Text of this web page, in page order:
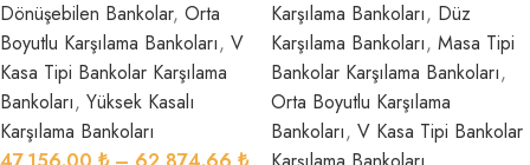
Dönüşebilen Bankolar, Orta
Boyutlu Karşılama Bankoları, V
Kasa Tipi Bankolar Karşılama
Bankoları, Yüksek Kasalı
Karşılama Bankoları
Karşılama Bankoları, Düz
Karşılama Bankoları, Masa Tipi
Bankolar Karşılama Bankoları,
Orta Boyutlu Karşılama
Bankoları, V Kasa Tipi Bankolar